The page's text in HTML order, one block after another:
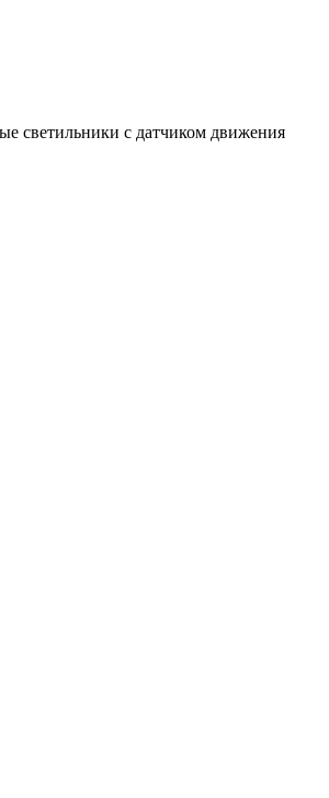
светильники с датчиком движения